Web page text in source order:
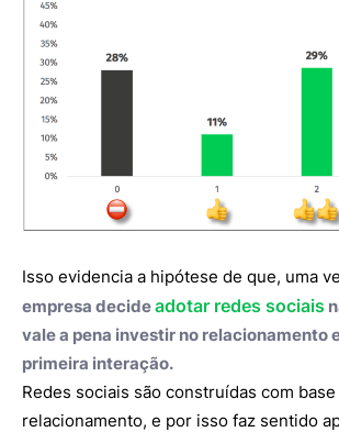
Isso evidencia a hipótese de que, uma
empresa decideadotar redes sociais
vale a pena investir no relacionamento
primeira interação.
Redes sociais são construídas com base
relacionamento, e por isso faz sentido